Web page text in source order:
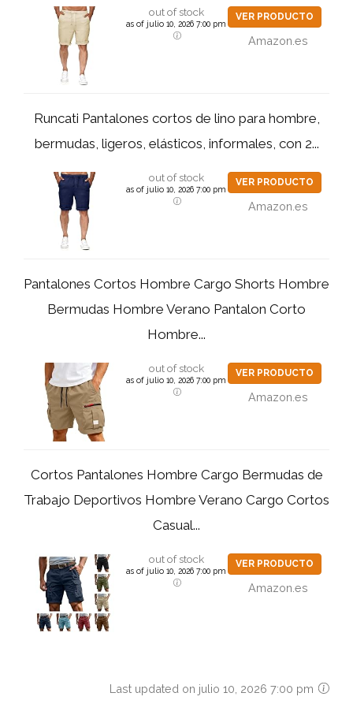
out of stock
as of julio 10, 2026 7:00 pm
VER PRODUCTO
Amazon.es
Runcati Pantalones cortos de lino para hombre,
bermudas, ligeros, elásticos, informales, con 2...
out of stock
as of julio 10, 2026 7:00 pm
VER PRODUCTO
Amazon.es
Pantalones Cortos Hombre Cargo Shorts Hombre
Bermudas Hombre Verano Pantalon Corto
Hombre...
out of stock
as of julio 10, 2026 7:00 pm
VER PRODUCTO
Amazon.es
Cortos Pantalones Hombre Cargo Bermudas de
Trabajo Deportivos Hombre Verano Cargo Cortos
Casual...
out of stock
as of julio 10, 2026 7:00 pm
VER PRODUCTO
Amazon.es
Last updated on julio 10, 2026 7:00 pm